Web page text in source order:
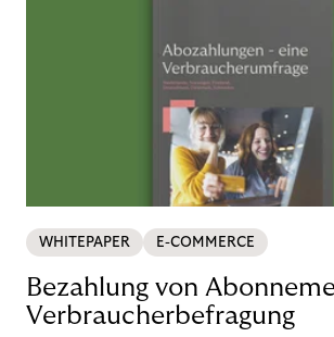
WHITEPAPER E-COMMERCE
Bezahlung von
Verbraucherbefragung